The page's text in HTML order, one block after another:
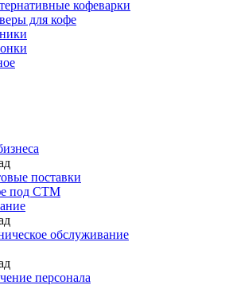
кофеварки
для кофе
поставки
под СТМ
обслуживание
персонала